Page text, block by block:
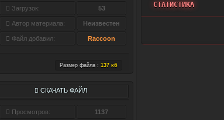
СТАТИСТИКА
Загрузок: 53
Автор материала: Неизвестен
Файл добавил: Raccoon
Размер файла : 137 кб
СКАЧАТЬ ФАЙЛ
Просмотров: 1137